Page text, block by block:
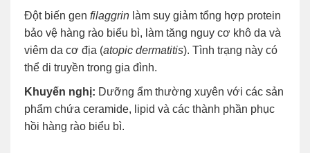
Đột biến gen filaggrin làm suy giảm tổng hợp protein
bảo vệ hàng rào biểu bì, làm tăng nguy cơ khô da và
viêm da cơ địa (atopic dermatitis). Tình trạng này có
thể di truyền trong gia đình.
Khuyến nghị: Dưỡng ẩm thường xuyên với các sản
phẩm chứa ceramide, lipid và các thành phần phục
hồi hàng rào biểu bì.